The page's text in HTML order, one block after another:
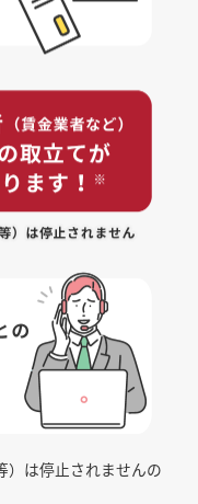
）は停止されませんの